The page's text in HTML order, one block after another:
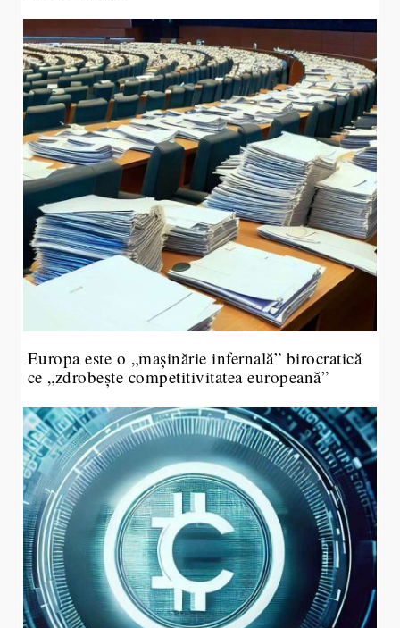
Europa este o „mașinărie infernală” birocratică
ce „zdrobește competitivitatea europeană”